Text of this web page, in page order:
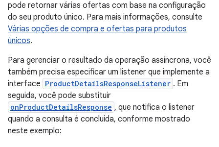
pode retornar várias ofertas com base na configuração
do seu produto único. Para mais informações, consulte
Várias opções de compra e ofertas para produtos
únicos.
Para gerenciar o resultado da operação assíncrona, você
também precisa especificar um listener que implemente a
interface ProductDetailsResponseListener . Em
seguida, você pode substituir
onProductDetailsResponse , que notifica o listener
quando a consulta é concluída, conforme mostrado
neste exemplo: